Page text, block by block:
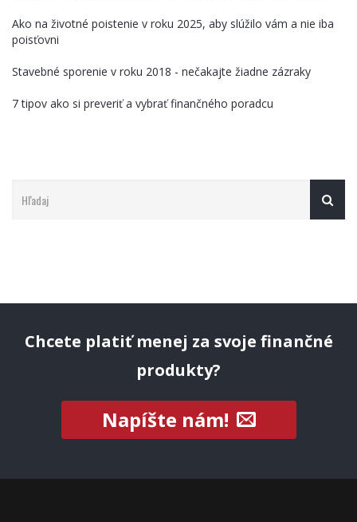
Ako na životné poistenie v roku 2025, aby slúžilo vám a nie iba
poisťovni
Stavebné sporenie v roku 2018 - nečakajte žiadne zázraky
7 tipov ako si preveriť a vybrať finančného poradcu
Chcete platiť menej za svoje finančné
produkty?
Napíšte nám!